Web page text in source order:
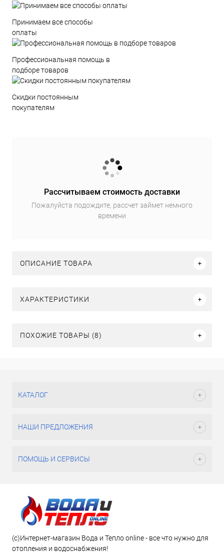
Принимаем все способы
оплаты
Профессиональная помощь в
подборе товаров
Скидки постоянным
покупателям
Рассчитываем стоимость доставки
Пожалуйста подождите, рассчет займет немного
времени
ОПИСАНИЕ ТОВАРА
ХАРАКТЕРИСТИКИ
ПОХОЖИЕ ТОВАРЫ (8)
КАТАЛОГ
НАШИ ПРЕДЛОЖЕНИЯ
ПОМОЩЬ И СЕРВИСЫ
(c)Интернет-магазин Вода и Тепло online - все что нужно для
отопления и водоснабжения!